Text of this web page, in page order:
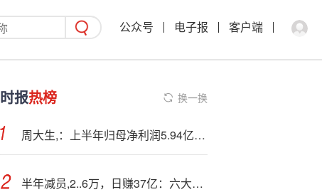
公众号 电子报 客户端
时报热榜 换一换
周大生,：上半年归母净利润5.94亿元，同比下降1.27%
半年减员,2..6万，日赚37亿：六大行中报里的A面与B面